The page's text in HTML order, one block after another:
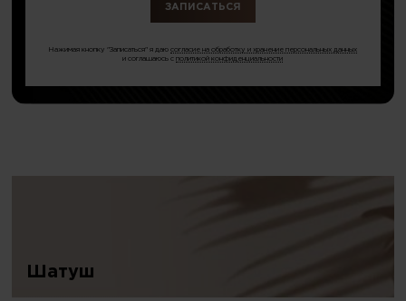
Нажимая кнопку "Записаться" я даюсогласие на обработку и хранение персональных данных
и соглашаюсь сполитикой конфиденциальности
Шатуш